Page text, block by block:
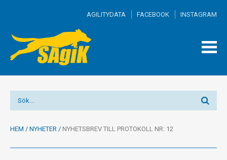
AGILITYDATA FACEBOOK INSTAGRAM
HEM / NYHETER / NYHETSBREV TILL PROTOKOLL NR: 12